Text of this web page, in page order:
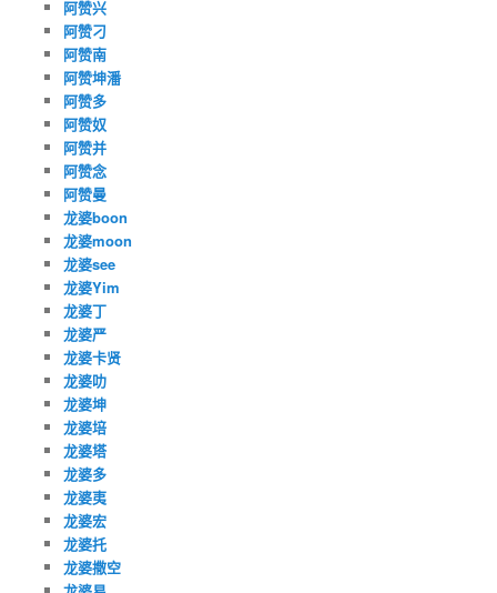
阿赞兴
阿赞刁
阿赞南
阿赞坤潘
阿赞多
阿赞奴
阿赞并
阿赞念
阿赞曼
龙婆boon
龙婆moon
龙婆see
龙婆Yim
龙婆丁
龙婆严
龙婆卡贤
龙婆叻
龙婆坤
龙婆培
龙婆塔
龙婆多
龙婆夷
龙婆宏
龙婆托
龙婆撒空